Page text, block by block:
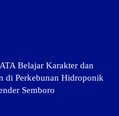
Belajar Karakter dan
di Perkebunan Hidroponik
Semboro